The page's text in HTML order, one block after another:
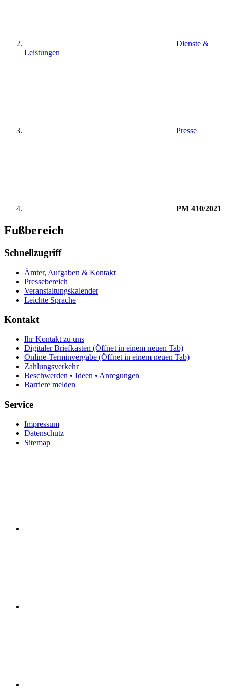
Dienste &
Leistungen
Presse
PM 410/2021
Fußbereich
Schnellzugriff
Ämter, Aufgaben & Kontakt
Pressebereich
Veranstaltungskalender
Leichte Sprache
Kontakt
Ihr Kontakt zu uns
Digitaler Briefkasten (Öffnet in einem neuen Tab)
Online-Terminvergabe (Öffnet in einem neuen Tab)
Zahlungsverkehr
Beschwerden • Ideen • Anregungen
Barriere melden
Service
Impressum
Datenschutz
Sitemap